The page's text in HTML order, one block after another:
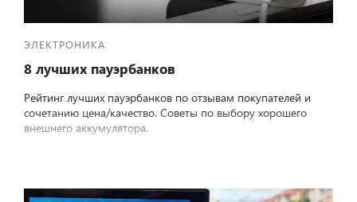
ЭЛЕКТРОНИКА
8 лучших пауэрбанков
Рейтинг лучших пауэрбанков по отзывам покупателей и
сочетанию цена/качество. Советы по выбору хорошего
внешнего аккумулятора.